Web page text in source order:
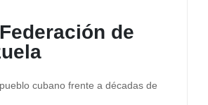
de
cubano frente a décadas de